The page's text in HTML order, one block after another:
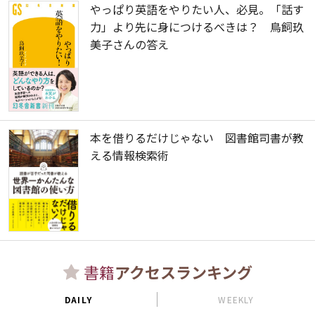
やっぱり英語をやりたい人、必見。「話す
力」より先に身につけるべきは？ 鳥飼玖
美子さんの答え
本を借りるだけじゃない 図書館司書が教
える情報検索術
書籍アクセスランキング
DAILY WEEKLY